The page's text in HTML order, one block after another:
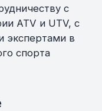
с
ATV и UTV, с
экспертами в
спорта